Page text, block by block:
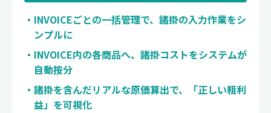
INVOICEごとの一括管理で、諸掛の入力作業をシ
ンプルに
INVOICE内の各商品へ、諸掛コストをシステムが
自動按分
諸掛を含んだリアルな原価算出で、「正しい粗利
益」を可視化